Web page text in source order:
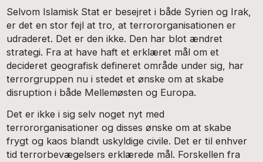
Selvom Islamisk Stat er besejret i både Syrien og Irak,
er det en stor fejl at tro, at terrororganisationen er
udraderet. Det er den ikke. Den har blot ændret
strategi. Fra at have haft et erklæret mål om et
decideret geografisk defineret område under sig, har
terrorgruppen nu i stedet et ønske om at skabe
disruption i både Mellemøsten og Europa.
Det er ikke i sig selv noget nyt med
terrororganisationer og disses ønske om at skabe
frygt og kaos blandt uskyldige civile. Det er til enhver
tid terrorbevægelsers erklærede mål. Forskellen fra